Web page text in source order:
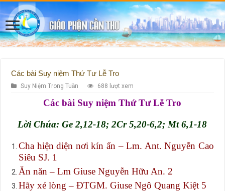
Các bài Suy niệm Thứ Tư Lễ Tro
Suy Niệm Trong Tuần 688 lượt xem
Các bài Suy niệm Thứ Tư Lễ Tro
Lời Chúa: Ge 2,12-18; 2Cr 5,20-6,2; Mt 6,1-18
Cha hiện diện nơi kín ẩn – Lm. Ant. Nguyễn Cao
Siêu SJ. 1
Ăn năn – Lm Giuse Nguyễn Hữu An. 2
Hãy xé lòng – ĐTGM. Giuse Ngô Quang Kiệt 5